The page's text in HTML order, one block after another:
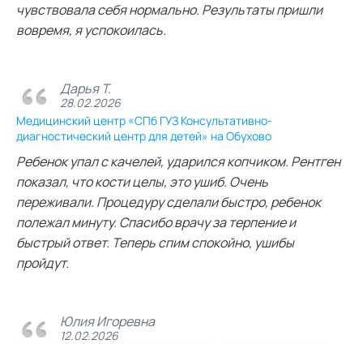
чувствовала себя нормально. Результаты пришли
вовремя, я успокоилась.
Дарья Т.
28.02.2026
Медицинский центр «СПб ГУЗ Консультативно-
диагностический центр для детей» на Обухово
Ребенок упал с качелей, ударился копчиком. Рентген
показал, что кости целы, это ушиб. Очень
переживали. Процедуру сделали быстро, ребенок
полежал минуту. Спасибо врачу за терпение и
быстрый ответ. Теперь спим спокойно, ушибы
пройдут.
Юлия Игоревна
12.02.2026